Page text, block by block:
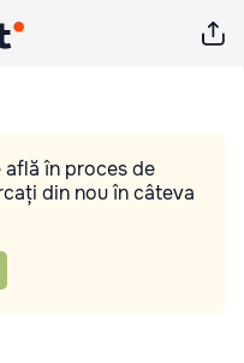
în proces de
din nou în câteva